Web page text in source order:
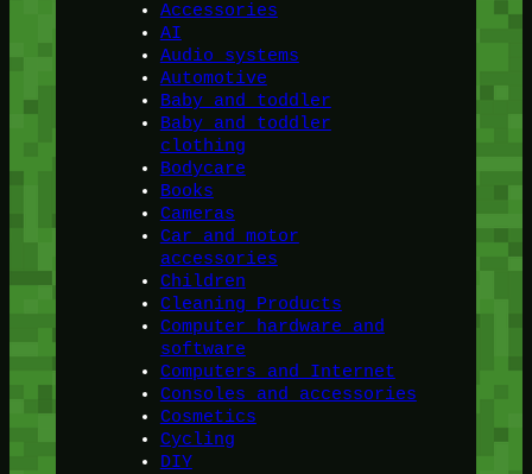
Accessories
AI
Audio systems
Automotive
Baby and toddler
Baby and toddler
clothing
Bodycare
Books
Cameras
Car and motor
accessories
Children
Cleaning Products
Computer hardware and
software
Computers and Internet
Consoles and accessories
Cosmetics
Cycling
DIY